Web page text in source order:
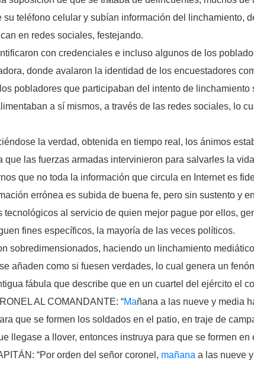
su teléfono celular y subían información del linchamiento,
en redes sociales, festejando.
con credenciales e incluso algunos de los
donde avalaron la identidad de los encuestadores
pobladores que participaban del intento de
a sí mismos, a través de las redes sociales, lo
la verdad, obtenida en tiempo real, los ánimos
que las fuerzas armadas intervinieron para salvarles la
que no toda la información que circula en Internet es
errónea es subida de buena fe, pero sin sustento y
tecnológicos al servicio de quien mejor pague por ellos,
fines específicos, la mayoría de las veces políticos.
sobredimensionados, haciendo un linchamiento
añaden como si fuesen verdades, lo cual genera un
fábula que describe que en un cuartel del ejército el
AL COMANDANTE: “Mañana a las nueve y media
que se formen los soldados en el patio, en traje de
llegase a llover, entonces instruya para que se formen en
“Por orden del señor coronel, mañana a las nueve